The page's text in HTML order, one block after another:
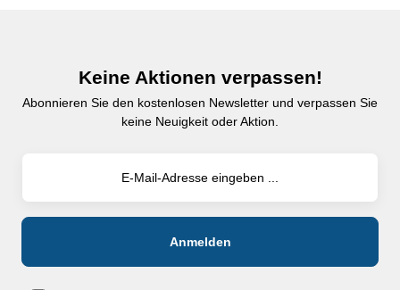
Keine Aktionen verpassen!
Abonnieren Sie den kostenlosen Newsletter und verpassen Sie
keine Neuigkeit oder Aktion.